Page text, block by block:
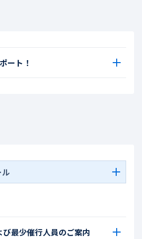
ート！
最少催行人員のご案内